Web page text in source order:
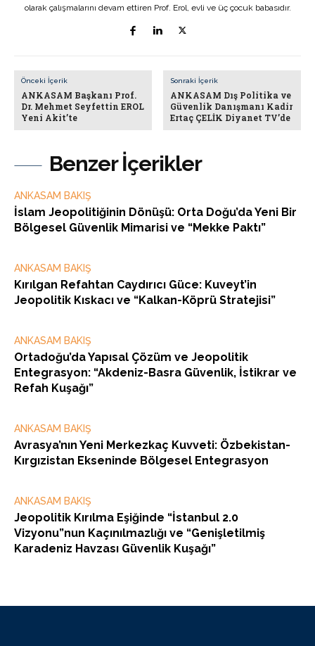
Benzer İçerikler
ANKASAM BAKIŞ
İslam Jeopolitiğinin Dönüşü: Orta Doğu’da Yeni Bir
Bölgesel Güvenlik Mimarisi ve “Mekke Paktı”
ANKASAM BAKIŞ
Kırılgan Refahtan Caydırıcı Güce: Kuveyt’in
Jeopolitik Kıskacı ve “Kalkan-Köprü Stratejisi”
ANKASAM BAKIŞ
Ortadoğu’da Yapısal Çözüm ve Jeopolitik
Entegrasyon: “Akdeniz-Basra Güvenlik, İstikrar ve
Refah Kuşağı”
ANKASAM BAKIŞ
Avrasya’nın Yeni Merkezkaç Kuvveti: Özbekistan-
Kırgızistan Ekseninde Bölgesel Entegrasyon
ANKASAM BAKIŞ
Jeopolitik Kırılma Eşiğinde “İstanbul 2.0
Vizyonu”nun Kaçınılmazlığı ve “Genişletilmiş
Karadeniz Havzası Güvenlik Kuşağı”
olarak çalışmalarını devam ettiren Prof. Erol, evli ve üç çocuk babasıdır.
Önceki İçerik
ANKASAM Başkanı Prof.
Dr. Mehmet Seyfettin EROL
Yeni Akit’te
Sonraki İçerik
ANKASAM Dış Politika ve
Güvenlik Danışmanı Kadir
Ertaç ÇELİK Diyanet TV’de